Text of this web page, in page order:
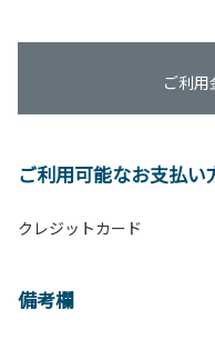
ご利用
ご利用可能なお支払い
クレジットカード
備考欄